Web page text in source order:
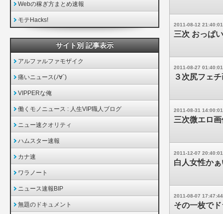
2011-08-12 21:40:01
三次 おっぱ
2011-08-27 01:40:01
３次尻フェ
2011-08-31 14:00:01
三次微エロ
2011-12-07 20:40:01
白人女性か
2011-08-07 17:47:44
その一枚で
Webの稼ぎ方まとめ速報
モテHacks!
サイト別 記事表示
アルファルファモザイク
痛いニュース(ﾉ∀`)
VIPPERな俺
働くモノニュース : 人生VIP職人ブログ
ニュー速クオリティ
ハムスター速報
カナ速
ワラノート
ニュース速報BIP
無題のドキュメント